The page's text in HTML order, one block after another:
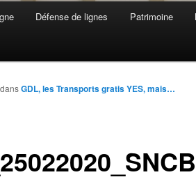
Défense de lignes Patrimoine
dansGDL, les Transports gratis YES, mais…